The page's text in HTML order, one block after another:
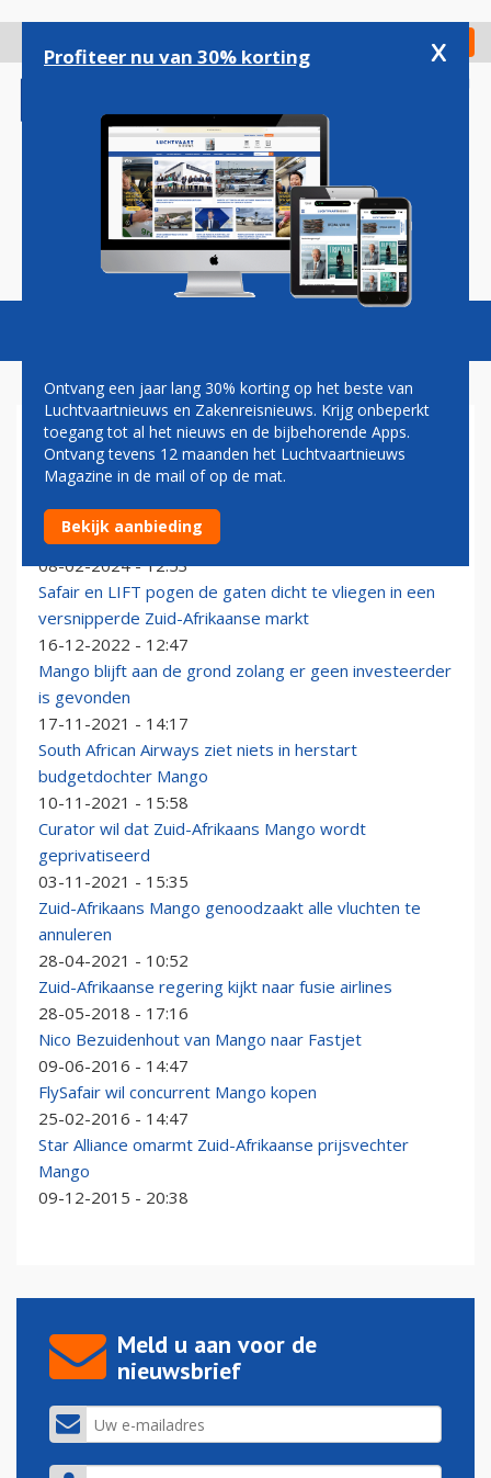
gaan
Check in
Magazine Podcasts Vacatures
MANGO
Prijsvechter Mango mag zich alsnog afsplitsen van
South African Airways
08-02-2024 - 12:53
Safair en LIFT pogen de gaten dicht te vliegen in een
versnipperde Zuid-Afrikaanse markt
16-12-2022 - 12:47
Mango blijft aan de grond zolang er geen investeerder
is gevonden
17-11-2021 - 14:17
South African Airways ziet niets in herstart
budgetdochter Mango
10-11-2021 - 15:58
Curator wil dat Zuid-Afrikaans Mango wordt
geprivatiseerd
03-11-2021 - 15:35
Zuid-Afrikaans Mango genoodzaakt alle vluchten te
annuleren
28-04-2021 - 10:52
Zuid-Afrikaanse regering kijkt naar fusie airlines
28-05-2018 - 17:16
Nico Bezuidenhout van Mango naar Fastjet
09-06-2016 - 14:47
FlySafair wil concurrent Mango kopen
25-02-2016 - 14:47
Star Alliance omarmt Zuid-Afrikaanse prijsvechter
Mango
09-12-2015 - 20:38
Meld u aan voor de
nieuwsbrief
Profiteer nu van 30% korting x
Ontvang een jaar lang 30% korting op het beste van
Luchtvaartnieuws en Zakenreisnieuws. Krijg onbeperkt
toegang tot al het nieuws en de bijbehorende Apps.
Ontvang tevens 12 maanden het Luchtvaartnieuws
Magazine in de mail of op de mat.
Bekijk aanbieding